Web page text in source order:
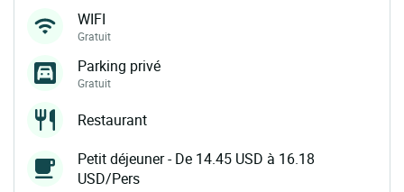
WIFI
Gratuit
Parking privé
Gratuit
Restaurant
Petit déjeuner - De 14.45 USD à 16.18
USD/Pers